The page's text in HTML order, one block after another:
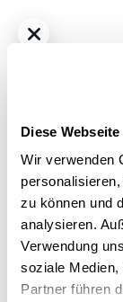
Diese
Wir verwenden
zu können und
analysieren.
Verwendung
soziale Medien,
Partner führen
THC33% CBD<1%
420 Evolution
Strain: GMO